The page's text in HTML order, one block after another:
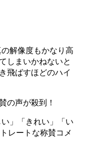
解像度もかなり高
しまいかねないと
飛ばすほどのハイ
の声が殺到！
」「きれい」「い
レートな称賛コメ